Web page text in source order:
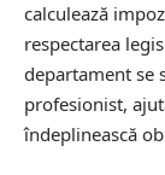
calculează
respectarea
departament se
profesionist,
îndeplinească